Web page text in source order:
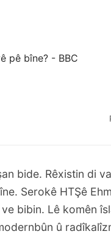
bide. Rêxistin di
Serokê HTŞê
bibin. Lê komên
û